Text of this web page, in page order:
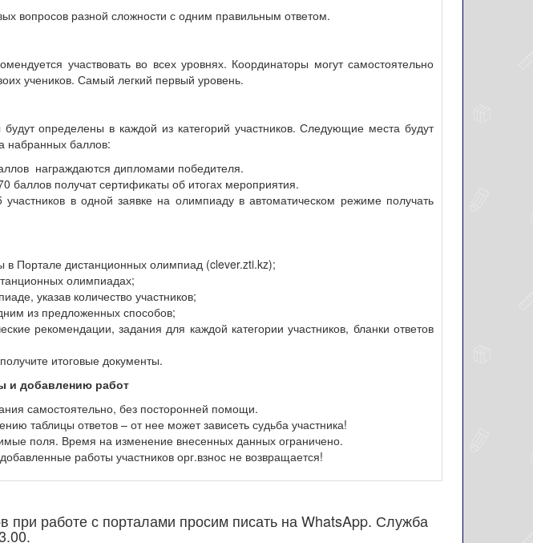
вопросов разной сложности с одним правильным ответом.
участвовать во всех уровнях. Координаторы могут самостоятельно
учеников. Самый легкий первый уровень.
определены в каждой из категорий участников. Следующие места будут
набранных баллов:
награждаются дипломами победителя.
баллов получат сертификаты об итогах мероприятия.
участников в одной заявке на олимпиаду в автоматическом режиме получать
в Портале дистанционных олимпиад (clever.zti.kz);
олимпиадах;
указав количество участников;
из предложенных способов;
рекомендации, задания для каждой категории участников, бланки ответов
итоговые документы.
и добавлению работ
самостоятельно, без посторонней помощи.
таблицы ответов – от нее может зависеть судьба участника!
поля. Время на изменение внесенных данных ограничено.
работы участников орг.взнос не возвращается!
при работе с порталами просим писать на WhatsApp. Служба